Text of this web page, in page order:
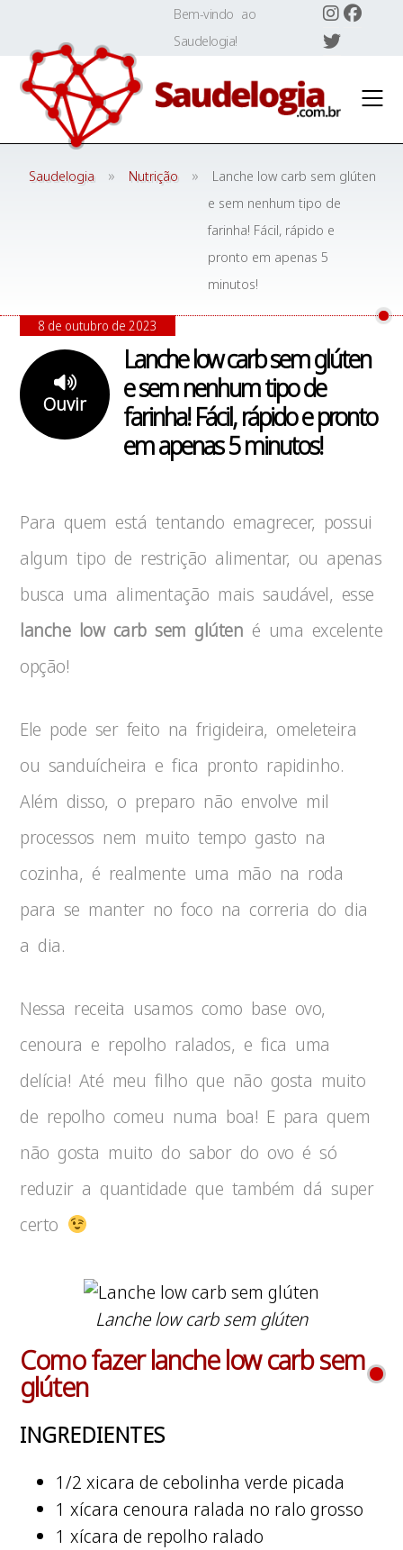
content
Bem-vindo ao
Saudelogia!
Saudelogia » Nutrição »
Lanche low carb sem glúten
e sem nenhum tipo de
farinha! Fácil, rápido e
pronto em apenas 5
minutos!
Lanche low carb sem glúten
e sem nenhum tipo de
farinha! Fácil, rápido e pronto
em apenas 5 minutos!
Ouvir
8 de outubro de 2023
Para quem está tentando emagrecer, possui
algum tipo de restrição alimentar, ou apenas
busca uma alimentação mais saudável, esse
lanche low carb sem glúten é uma excelente
opção!
Ele pode ser feito na frigideira, omeleteira
ou sanduícheira e fica pronto rapidinho.
Além disso, o preparo não envolve mil
processos nem muito tempo gasto na
cozinha, é realmente uma mão na roda
para se manter no foco na correria do dia
a dia.
Nessa receita usamos como base ovo,
cenoura e repolho ralados, e fica uma
delícia! Até meu filho que não gosta muito
de repolho comeu numa boa! E para quem
não gosta muito do sabor do ovo é só
reduzir a quantidade que também dá super
certo
Lanche low carb sem glúten
Como fazer lanche low carb sem
glúten
INGREDIENTES
1/2 xicara de cebolinha verde picada
1 xícara cenoura ralada no ralo grosso
1 xícara de repolho ralado